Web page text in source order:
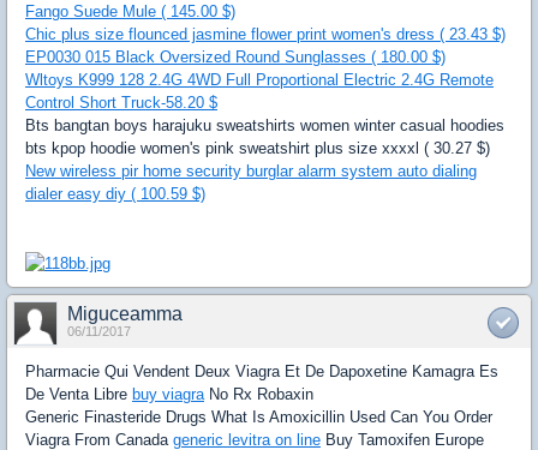
Fango Suede Mule ( 145.00 $)
Chic plus size flounced jasmine flower print women's dress ( 23.43 $)
EP0030 015 Black Oversized Round Sunglasses ( 180.00 $)
Wltoys K999 128 2.4G 4WD Full Proportional Electric 2.4G Remote
Control Short Truck-58.20 $
Bts bangtan boys harajuku sweatshirts women winter casual hoodies
bts kpop hoodie women's pink sweatshirt plus size xxxxl ( 30.27 $)
New wireless pir home security burglar alarm system auto dialing
dialer easy diy ( 100.59 $)
Miguceamma
06/11/2017
Pharmacie Qui Vendent Deux Viagra Et De Dapoxetine Kamagra Es
De Venta Libre buy viagra No Rx Robaxin
Generic Finasteride Drugs What Is Amoxicillin Used Can You Order
Viagra From Canada generic levitra on line Buy Tamoxifen Europe